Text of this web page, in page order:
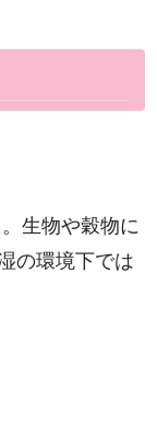
生物や穀物に
の環境下では